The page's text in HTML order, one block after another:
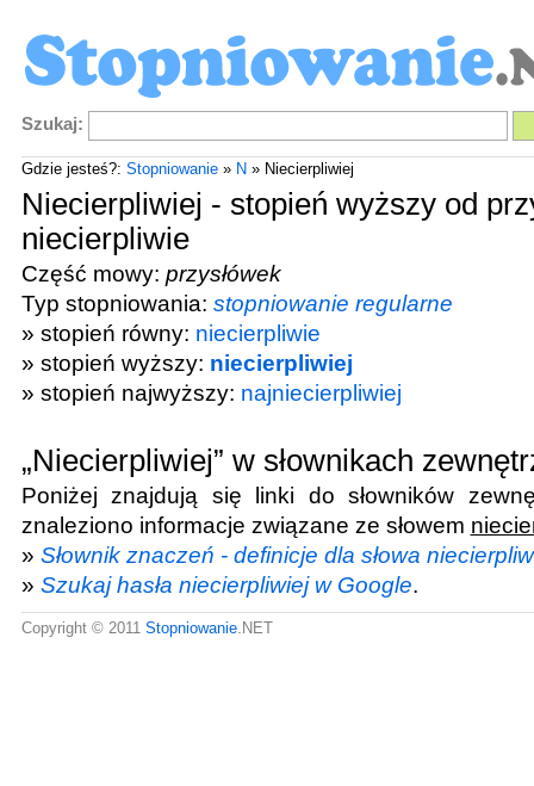
Szukaj:
Gdzie jesteś?: Stopniowanie» N » Niecierpliwiej
Niecierpliwiej - stopień wyższy od
niecierpliwie
Część mowy: przysłówek
Typ stopniowania: stopniowanie regularne
» stopień równy: niecierpliwie
» stopień wyższy: niecierpliwiej
» stopień najwyższy: najniecierpliwiej
„Niecierpliwiej” w słownikach
Poniżej znajdują się linki do słowników
znaleziono informacje związane ze słowem
» Słownik znaczeń - definicje dla słowa
» Szukaj hasła niecierpliwiej w Google.
Copyright © 2011 Stopniowanie.NET